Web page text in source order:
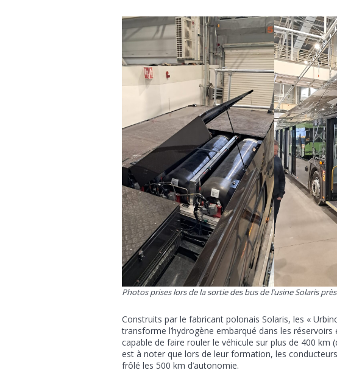
Photos prises lors de la sortie des bus de l’usine Solaris
Construits par le fabricant polonais Solaris, les «
transforme l’hydrogène embarqué dans les
capable de faire rouler le véhicule sur plus de 400 km
est à noter que lors de leur formation, les
frôlé les 500 km d’autonomie.